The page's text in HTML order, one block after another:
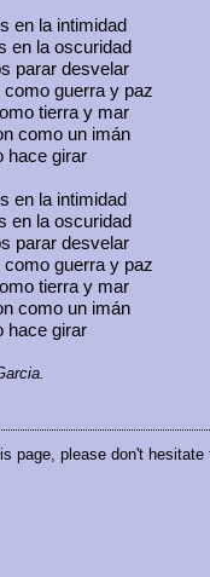
en la intimidad
en la oscuridad
parar desvelar
guerra y paz
tierra y mar
como un imán
hace girar
en la intimidad
en la oscuridad
parar desvelar
guerra y paz
tierra y mar
como un imán
hace girar
page, please don't